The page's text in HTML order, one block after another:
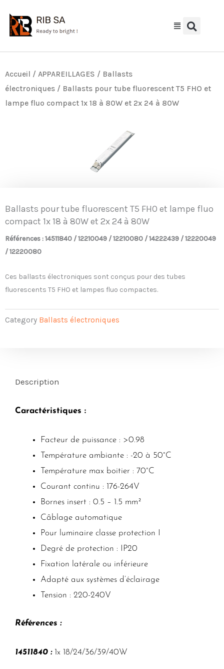
contenu
Accueil / APPAREILLAGES / Ballasts
électroniques / Ballasts pour tube fluorescent T5 FHO et
lampe fluo compact 1x 18 à 80W et 2x 24 à 80W
Ballasts pour tube fluorescent T5 FHO et lampe fluo
compact 1x 18 à 80W et 2x 24 à 80W
Références : 14511840 / 12210049 / 12210080 / 14222439 / 12220049
/ 12220080
Ces ballasts électroniques sont conçus pour des tubes
fluorescents T5 FHO et lampes fluo compactes.
Category Ballasts électroniques
Description
Caractéristiques :
Facteur de puissance : >0.98
Température ambiante : -20 à 50°C
Température max boitier : 70°C
Courant continu : 176-264V
Bornes insert : 0.5 – 1.5 mm²
Câblage automatique
Pour luminaire classe protection I
Degré de protection : IP20
Fixation latérale ou inférieure
Adapté aux systèmes d’éclairage
Tension : 220-240V
Références :
14511840 : 1x 18/24/36/39/40W